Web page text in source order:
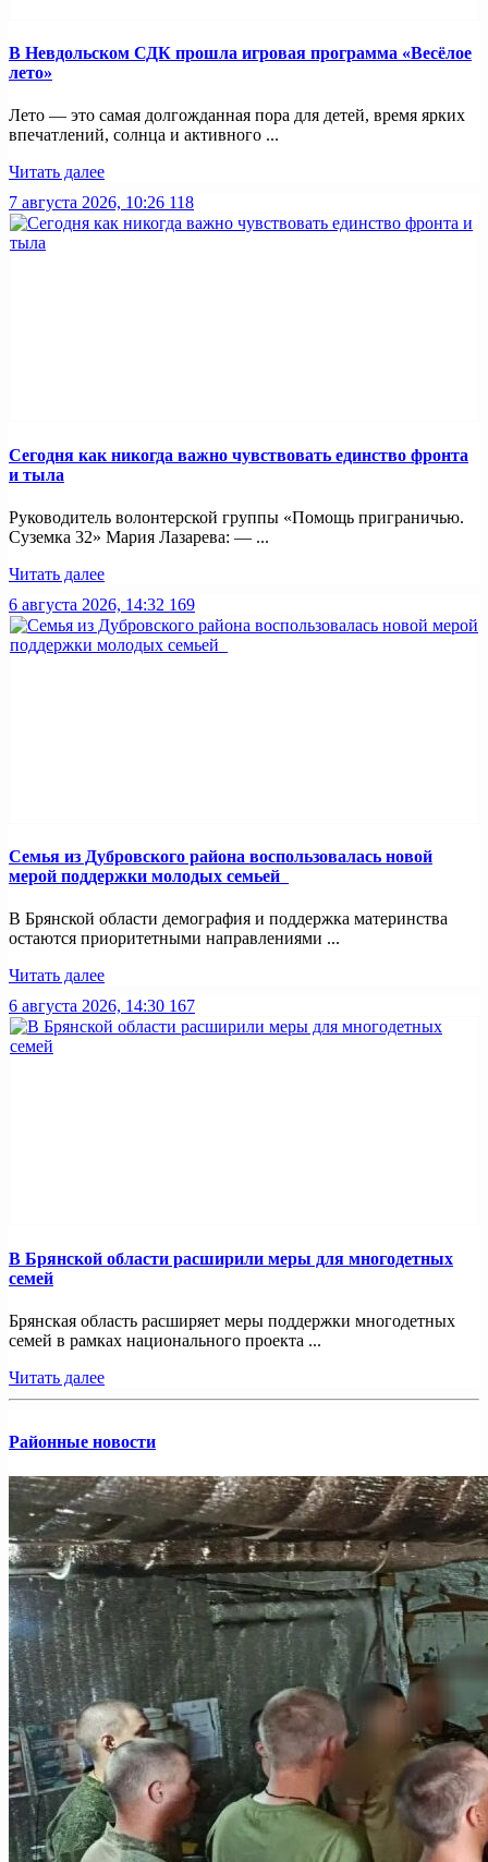
В Невдольском СДК прошла игровая программа «Весёлое
лето»
Лето — это самая долгожданная пора для детей, время ярких
впечатлений, солнца и активного ...
Читать далее
7 августа 2026, 10:26 118
Сегодня как никогда важно чувствовать единство фронта
и тыла
Руководитель волонтерской группы «Помощь приграничью.
Суземка 32» Мария Лазарева: — ...
Читать далее
6 августа 2026, 14:32 169
Семья из Дубровского района воспользовалась новой
мерой поддержки молодых семьей
В Брянской области демография и поддержка материнства
остаются приоритетными направлениями ...
Читать далее
6 августа 2026, 14:30 167
В Брянской области расширили меры для многодетных
семей
Брянская область расширяет меры поддержки многодетных
семей в рамках национального проекта ...
Читать далее
Районные новости